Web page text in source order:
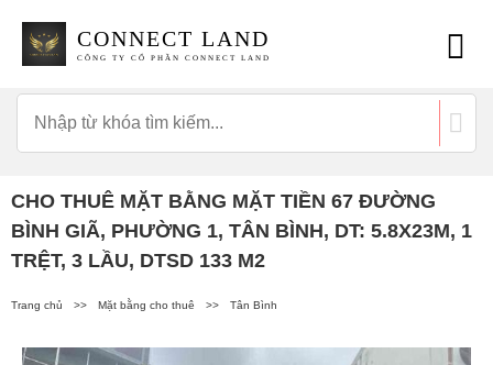
CONNECT LAND
CÔNG TY CỔ PHẦN CONNECT LAND
CHO THUÊ MẶT BẰNG MẶT TIỀN 67 ĐƯỜNG
BÌNH GIÃ, PHƯỜNG 1, TÂN BÌNH, DT: 5.8X23M, 1
TRỆT, 3 LẦU, DTSD 133 M2
Trang chủ >> Mặt bằng cho thuê >> Tân Bình